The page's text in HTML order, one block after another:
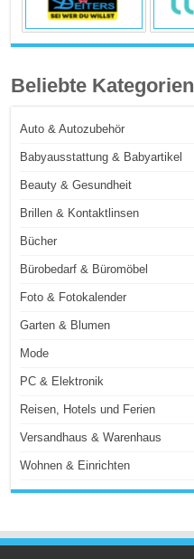
Beliebte Kategorien
Auto & Autozubehör
Babyausstattung & Babyartikel
Beauty & Gesundheit
Brillen & Kontaktlinsen
Bücher
Bürobedarf & Büromöbel
Foto & Fotokalender
Garten & Blumen
Mode
PC & Elektronik
Reisen, Hotels und Ferien
Versandhaus & Warenhaus
Wohnen & Einrichten